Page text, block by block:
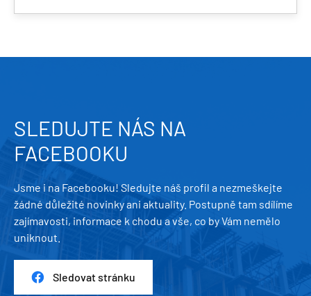
SLEDUJTE NÁS NA
FACEBOOKU
Jsme i na Facebooku! Sledujte náš profil a nezmeškejte
žádné důležité novinky ani aktuality. Postupně tam sdílíme
zajímavosti, informace k chodu a vše, co by Vám nemělo
uniknout.
Sledovat stránku